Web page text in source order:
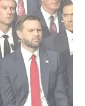
yang bisa kamu
One Punch Man
gratis.
yang bisa kamu
serta resolusi